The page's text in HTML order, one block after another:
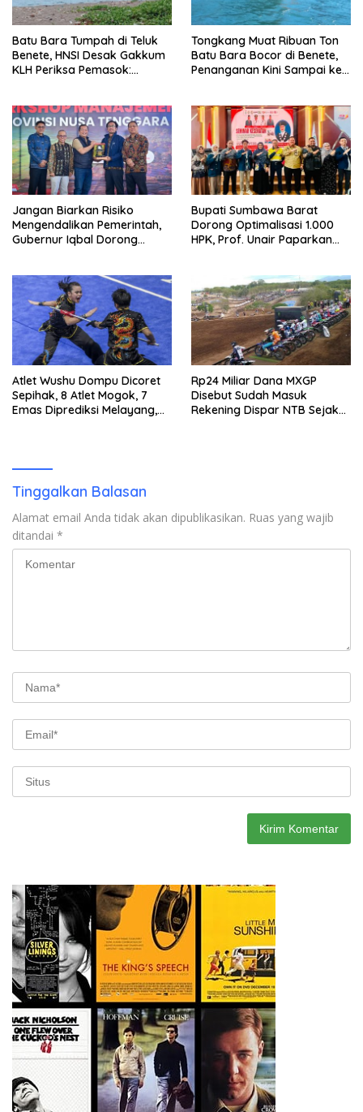
Batu Bara Tumpah di Teluk
Benete, HNSI Desak Gakkum
KLH Periksa Pemasok:
Tongkang Muat Ribuan Ton
Batu Bara Bocor di Benete,
Penanganan Kini Sampai ke
Jangan Biarkan Risiko
Mengendalikan Pemerintah,
Gubernur Iqbal Dorong
Bupati Sumbawa Barat
Dorong Optimalisasi 1.000
HPK, Prof. Unair Paparkan
Atlet Wushu Dompu Dicoret
Sepihak, 8 Atlet Mogok, 7
Emas Diprediksi Melayang,
Rp24 Miliar Dana MXGP
Disebut Sudah Masuk
Rekening Dispar NTB Sejak
Tinggalkan Balasan
Alamat email Anda tidak akan dipublikasikan. Ruas yang wajib
ditandai *